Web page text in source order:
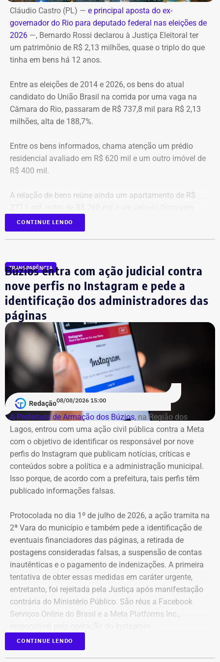
Transmissão: Canal Band, BandNews FM e YouTube do
TEMPO REAL
Pré-hora: 19h, com cobertura especial pelo YouTube do
TEMPO REAL
controlar o fogo.
A operação mobilizou cerca de 40 militares, 11 viaturas e
4 unidades operacionais.
Cláudio Castro (PL) — e principal aposta do ex-
governador do Rio para deputado federal nas eleições de
2026 —, Bernardo Rossi declarou à Justiça Eleitoral ter
um patrimônio de R$ 2,13 milhões, quase o triplo do que
tinha em bens há 12 anos.
Entre as eleições de 2014 e 2026, os bens do atual
candidato do União Brasil na corrida por uma vaga na
Câmara do Rio, passaram de R$ 737,8 mil para R$ 2,13
milhões, alta de 188,7%.
Entre os bens informados, chama atenção um prédio
residencial avaliado em R$ 620 mil e um outro imóvel de
R$ 400 mil.
A relação de bens reúne ainda um apartamento de R$
D300, ano 2023, declarado por R$ 330 mil. Também
aparecem na lista cerca de R$ 177 mil em aplicações e
CONTINUE LENDO
TRANSPARÊNCIA
Búzios entra com ação judicial contra
nove perfis no Instagram e pede a
identificação dos administradores das
páginas
Redação08/08/2026 15:00
A Prefeitura de Armação dos Búzios, na Região dos
Lagos, entrou com uma ação civil pública contra a Meta
com o objetivo de identificar os responsável por nove
perfis do Instagram que publicam notícias, críticas e
conteúdos sobre a política e a administração municipal.
Isso porque, de acordo com a prefeitura, tais perfis têm
publicado informações falsas.
Protocolada no dia 1º de julho de 2026, a ação tramita na
2ª Vara do município e também pede a identificação de
eventuais financiadores das páginas, a retirada de
postagens consideradas falsas, a suspensão de contas
inautênticas e o pagamento de indenizações. A primeira
tentativa de obter essas medidas em caráter urgente,
entretanto, foi rejeitada pela Justiça após manifestação
contrária do Ministério Público. São réus a Facebook
Serviços Online do Brasil e a Meta Platforms Inc.,
Os administradores dos perfis não foram incluídos no
CONTINUE LENDO